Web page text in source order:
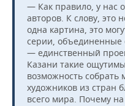
— Как правило, у нас
авторов. К слову, это
одна картина, это
серии,
— единственный
Казани такие
возможность собрать
художников из стран
всего мира. Почему